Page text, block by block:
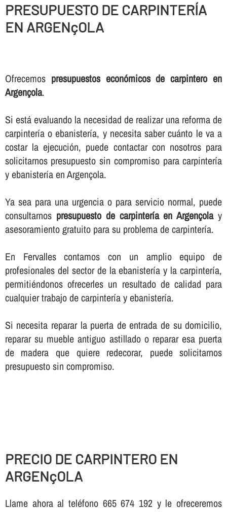
PRESUPUESTO DE CARPINTERÍ­A
EN ARGENçOLA
Ofrecemos presupuestos económicos de carpintero en
Argençola.
Si está evaluando la necesidad de realizar una reforma de
carpinterí­a o ebanisterí­a, y necesita saber cuánto le va a
costar la ejecución, puede contactar con nosotros para
solicitarnos presupuesto sin compromiso para carpinterí­a
y ebanisterí­a en Argençola.
Ya sea para una urgencia o para servicio normal, puede
consultarnos presupuesto de carpinterí­a en Argençolay
asesoramiento gratuito para su problema de carpinterí­a.
En Fervalles contamos con un amplio equipo de
profesionales del sector de la ebanisterí­a y la carpinterí­a,
permitiéndonos ofrecerles un resultado de calidad para
cualquier trabajo de carpinterí­a y ebanisterí­a.
Si necesita reparar la puerta de entrada de su domicilio,
reparar su mueble antiguo astillado o reparar esa puerta
de madera que quiere redecorar, puede solicitarnos
presupuesto sin compromiso.
PRECIO DE CARPINTERO EN
ARGENçOLA
Llame ahora al teléfono 665 674 192 y le ofreceremos